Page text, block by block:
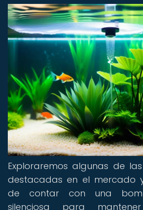
Exploraremos algunas de
destacadas en el mercado
de contar con una
silenciosa para